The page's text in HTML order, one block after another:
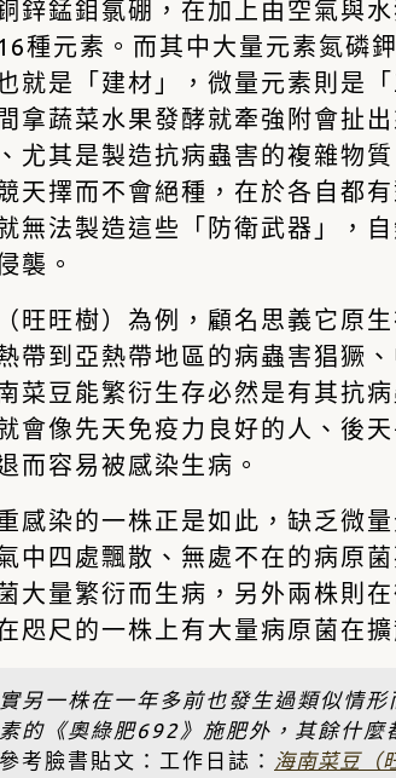
鋅錳鉬氯硼 ，在加上由空氣與
種元素。而其中大量元素氮磷
就是「建材」，微量元素則是
拿蔬菜水果發酵就牽強附會扯
尤其是製造抗病蟲害的複雜物質
天擇而不會絕種，在於各自都
無法製造這些「防衛武器」，
襲。
旺旺樹）為例，顧名思義它原
帶到亞熱帶地區的病蟲害猖獗
菜豆能繁衍生存必然是有其抗
會像先天免疫力良好的人、後
而容易被感染生病。
感染的一株正是如此，缺乏微
中四處飄散、無處不在的病原
大量繁衍而生病，另外兩株則
咫尺的一株上有大量病原菌在
實另一株在一年多前也發生過類似情
的《奧綠肥692》施肥外，其餘什
參考臉書貼文：工作日誌： 海南菜豆（